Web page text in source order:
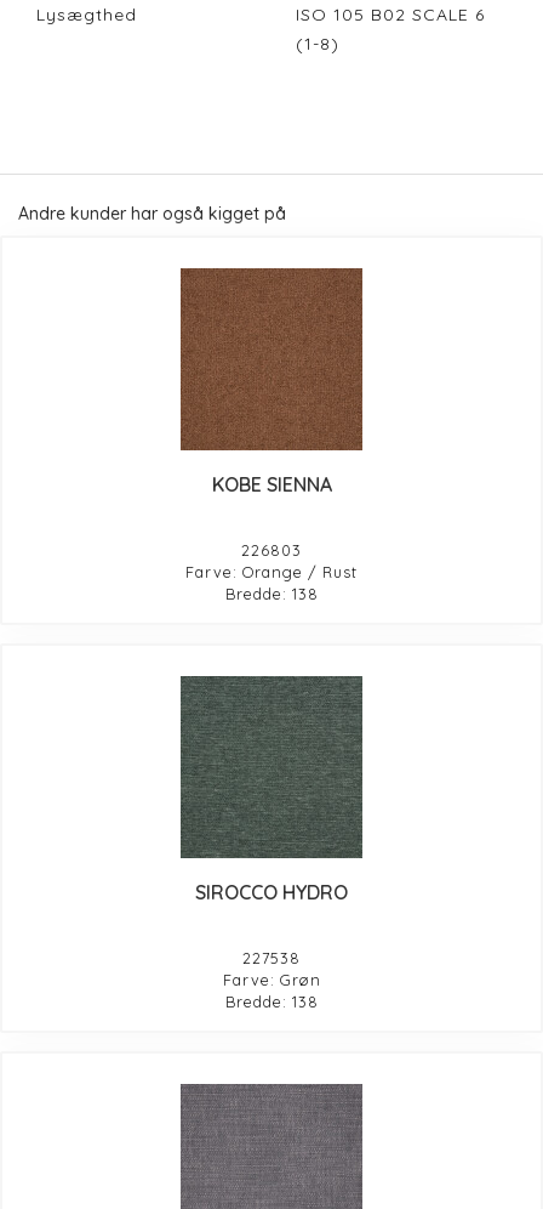
Lysægthed
ISO 105 B02 SCALE 6
(1-8)
Andre kunder har også kigget på
KOBE SIENNA
226803
Farve: Orange / Rust
Bredde: 138
SIROCCO HYDRO
227538
Farve: Grøn
Bredde: 138